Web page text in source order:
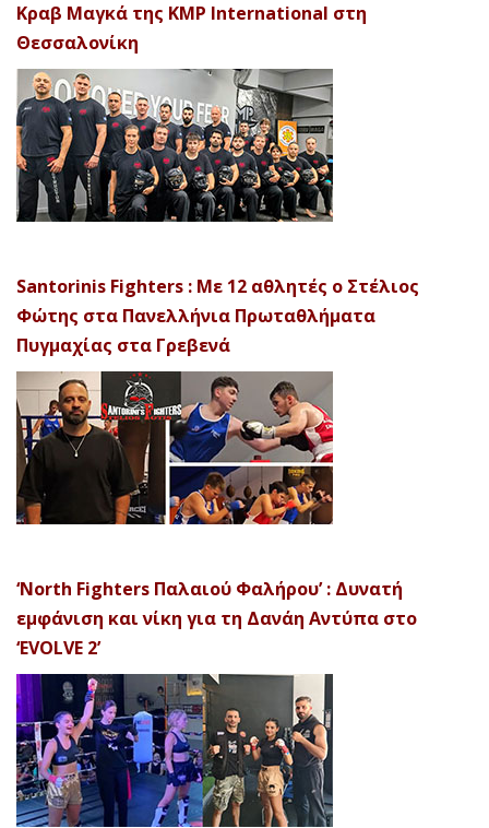
Κραβ Μαγκά της KMP International στη
Θεσσαλονίκη
Santorinis Fighters : Με 12 αθλητές ο Στέλιος
Φώτης στα Πανελλήνια Πρωταθλήματα
Πυγμαχίας στα Γρεβενά
‘North Fighters Παλαιού Φαλήρου’ : Δυνατή
εμφάνιση και νίκη για τη Δανάη Αντύπα στο
‘EVOLVE 2’